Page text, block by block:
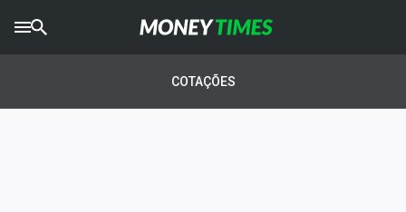
AGROTIMES
COTAÇÕES